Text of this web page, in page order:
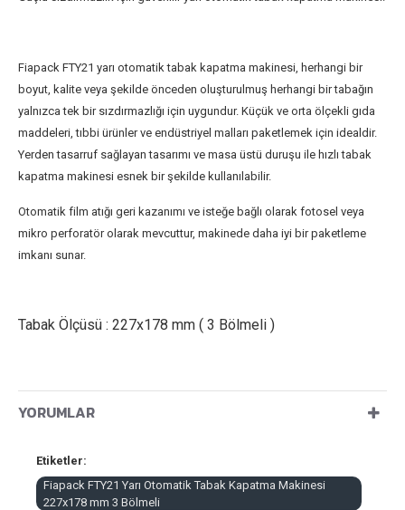
Fiapack FTY21 yarı otomatik tabak kapatma makinesi, herhangi bir
boyut, kalite veya şekilde önceden oluşturulmuş herhangi bir tabağın
yalnızca tek bir sızdırmazlığı için uygundur. Küçük ve orta ölçekli gıda
maddeleri, tıbbi ürünler ve endüstriyel malları paketlemek için idealdir.
Yerden tasarruf sağlayan tasarımı ve masa üstü duruşu ile hızlı tabak
kapatma makinesi esnek bir şekilde kullanılabilir.
Otomatik film atığı geri kazanımı ve isteğe bağlı olarak fotosel veya
mikro perforatör olarak mevcuttur, makinede daha iyi bir paketleme
imkanı sunar.
Tabak Ölçüsü : 227x178 mm ( 3 Bölmeli )
YORUMLAR
Etiketler:
Fiapack FTY21 Yarı Otomatik Tabak Kapatma Makinesi
227x178 mm 3 Bölmeli